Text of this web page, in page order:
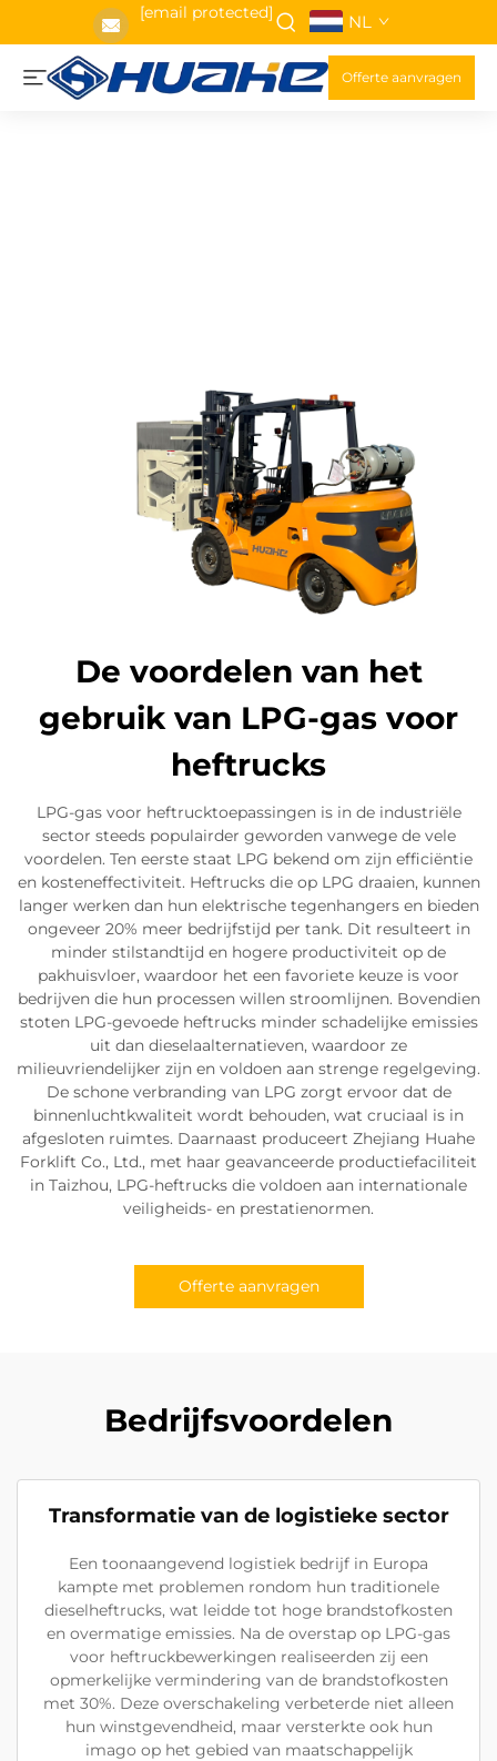
[email protected] NL
Offerte aanvragen
De voordelen van het
gebruik van LPG-gas voor
heftrucks
LPG-gas voor heftrucktoepassingen is in de industriële
sector steeds populairder geworden vanwege de vele
voordelen. Ten eerste staat LPG bekend om zijn efficiëntie
en kosteneffectiviteit. Heftrucks die op LPG draaien, kunnen
langer werken dan hun elektrische tegenhangers en bieden
ongeveer 20% meer bedrijfstijd per tank. Dit resulteert in
minder stilstandtijd en hogere productiviteit op de
pakhuisvloer, waardoor het een favoriete keuze is voor
bedrijven die hun processen willen stroomlijnen. Bovendien
stoten LPG-gevoede heftrucks minder schadelijke emissies
uit dan dieselaalternatieven, waardoor ze
milieuvriendelijker zijn en voldoen aan strenge regelgeving.
De schone verbranding van LPG zorgt ervoor dat de
binnenluchtkwaliteit wordt behouden, wat cruciaal is in
afgesloten ruimtes. Daarnaast produceert Zhejiang Huahe
Forklift Co., Ltd., met haar geavanceerde productiefaciliteit
in Taizhou, LPG-heftrucks die voldoen aan internationale
veiligheids- en prestatienormen.
Offerte aanvragen
Bedrijfsvoordelen
Transformatie van de logistieke sector
Een toonaangevend logistiek bedrijf in Europa
kampte met problemen rondom hun traditionele
dieselheftrucks, wat leidde tot hoge brandstofkosten
en overmatige emissies. Na de overstap op LPG-gas
voor heftruckbewerkingen realiseerden zij een
opmerkelijke vermindering van de brandstofkosten
met 30%. Deze overschakeling verbeterde niet alleen
hun winstgevendheid, maar versterkte ook hun
imago op het gebied van maatschappelijk